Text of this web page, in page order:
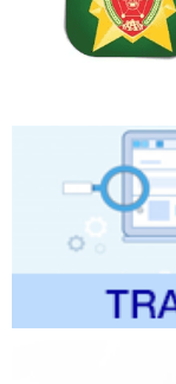
Số kí hiệu:
Tên: Quyết định
được sửa đổi,
trình điện tử giải
lịch thuộc phạm
thao và Du lịch
Ngày ban hành:
Số kí hiệu:
Tên: Về việc
đổi, bổ sung và
trong giải quyết
thuộc phạm vi
Ngày ban hành: